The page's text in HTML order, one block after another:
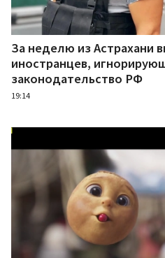
За неделю из Астрахани
иностранцев,
законодательство РФ
19:14